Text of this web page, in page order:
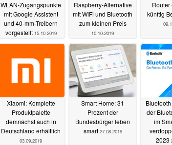
WLAN-Zugangspunkte
mit Google Assistent
und 40-mm-Treibern
vorgestellt 15.10.2019
Raspberry-Alternative
mit WiFi und Bluetooth
zum kleinen Preis
10.10.2019
Router
künftig
Xiaomi: Komplette
Produktpalette
demnächst auch in
Deutschland erhältlich
03.09.2019
Smart Home: 31
Prozent der
Bundesbürger leben
smart 27.08.2019
der
im
2023